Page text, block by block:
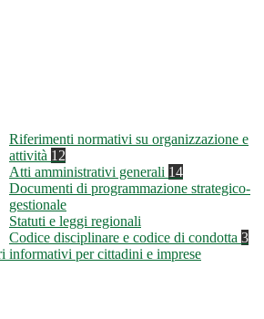
Riferimenti normativi su organizzazione e
attività 12
Atti amministrativi generali 14
Documenti di programmazione strategico-
gestionale
Statuti e leggi regionali
Codice disciplinare e codice di condotta 3
informativi per cittadini e imprese